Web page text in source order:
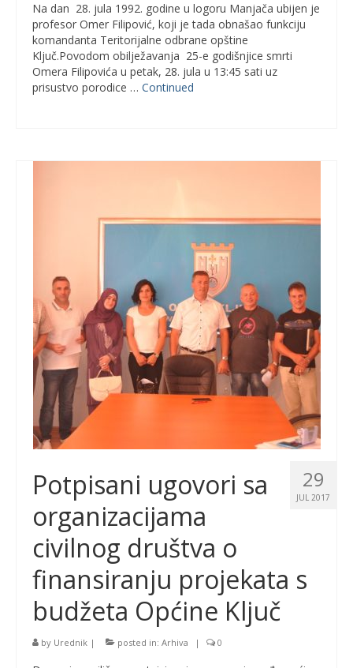
Na dan 28. jula 1992. godine u logoru Manjača ubijen je
profesor Omer Filipović, koji je tada obnašao funkciju
komandanta Teritorijalne odbrane opštine
Ključ.Povodom obilježavanja 25-e godišnjice smrti
Omera Filipovića u petak, 28. jula u 13:45 sati uz
prisustvo porodice … Continued
29
JUL 2017
Potpisani ugovori sa
organizacijama
civilnog društva o
finansiranju projekata s
budžeta Općine Ključ
by Urednik | posted in: Arhiva | 0